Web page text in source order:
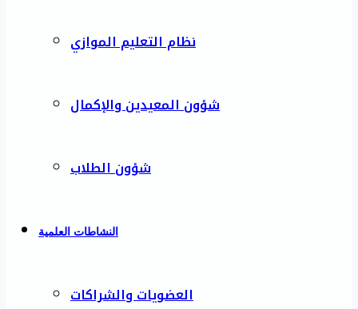
نظام التعليم الموازي
شؤون المعيدين والإكمال
شؤون الطلاب
النشاطات العلمية
العضويات والشراكات